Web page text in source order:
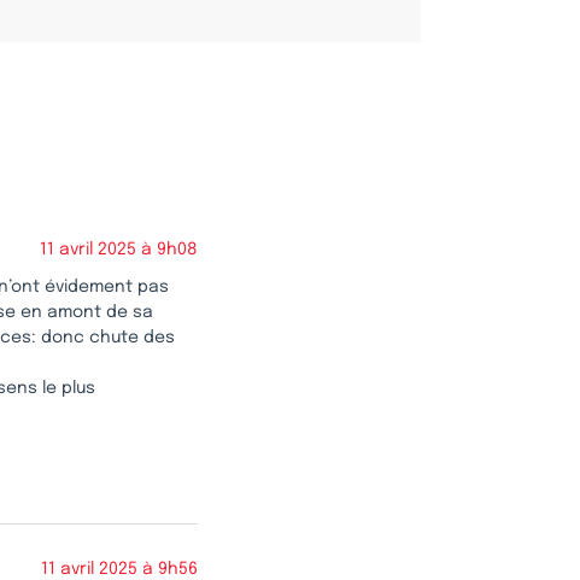
11 avril 2025 à 9h08
évidement pas
en amont de sa
donc chute des
le plus
11 avril 2025 à 9h56